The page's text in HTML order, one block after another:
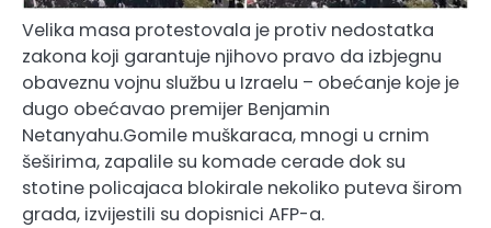
Velika masa protestovala je protiv nedostatka
zakona koji garantuje njihovo pravo da izbjegnu
obaveznu vojnu službu u Izraelu – obećanje koje je
dugo obećavao premijer Benjamin
Netanyahu.Gomile muškaraca, mnogi u crnim
šeširima, zapalile su komade cerade dok su
stotine policajaca blokirale nekoliko puteva širom
grada, izvijestili su dopisnici AFP-a.